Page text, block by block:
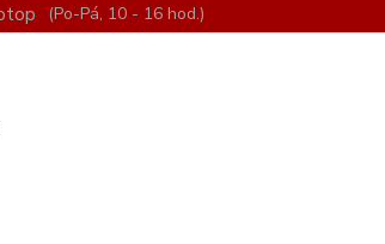
(Po-Pá, 10 - 16 hod.)